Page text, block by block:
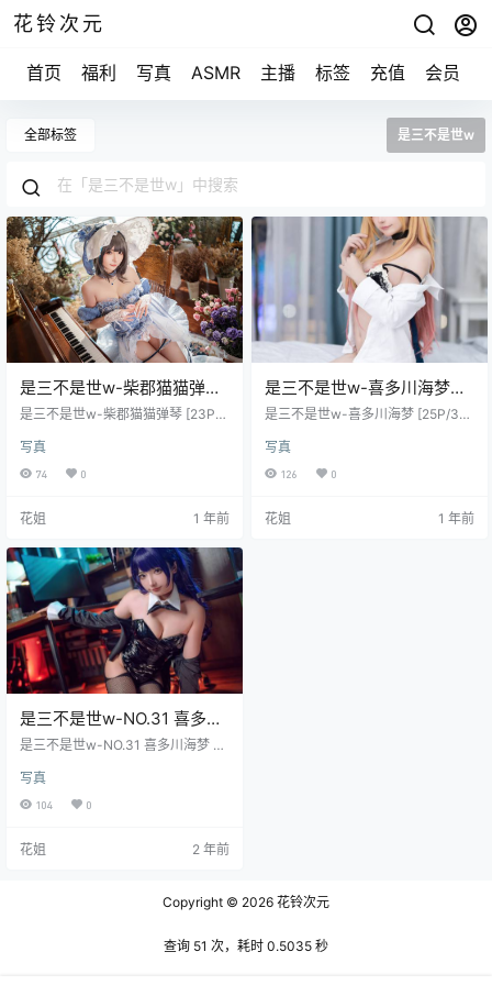
花铃次元
首页 福利 写真 ASMR 主播 标签 充值 会员
全部标签 是三不是世w
是三不是世w-柴郡猫猫弹琴
[23P/213M]
是三不是世w-柴郡猫猫弹琴 [23P/2
写真
74 0
花姐 1 年前
是三不是世w-喜多川海梦
[25P/354M]
是三不是世w-喜多川海梦 [25P/35
写真
126 0
花姐 1 年前
是三不是世w-NO.31 喜多川
海梦 紫发兔女郎
是三不是世w-NO.31 喜多川海梦 紫
写真
104 0
花姐 2 年前
Copyright © 2026 花铃次元
查询 51 次，耗时 0.5035 秒